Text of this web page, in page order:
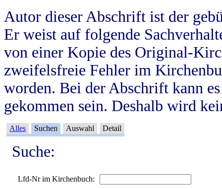
Autor dieser Abschrift ist der
Er weist auf folgende
von einer Kopie des Original-
zweifelsfreie Fehler im
worden. Bei der Abschrift kann
gekommen sein. Deshalb wird
Alles Suchen Auswahl Detail
Suche:
Lfd-Nr im Kirchenbuch: